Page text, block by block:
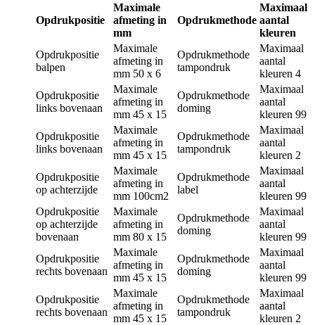
Opdrukpositie
Maximale
afmeting in
mm
Opdrukmethode
Maximaal
aantal
kleuren
Opdrukpositie
balpen
Maximale
afmeting in
mm 50 x 6
Opdrukmethode
tampondruk
Maximaal
aantal
kleuren 4
Opdrukpositie
links bovenaan
Maximale
afmeting in
mm 45 x 15
Opdrukmethode
doming
Maximaal
aantal
kleuren 99
Opdrukpositie
links bovenaan
Maximale
afmeting in
mm 45 x 15
Opdrukmethode
tampondruk
Maximaal
aantal
kleuren 2
Opdrukpositie
op achterzijde
Maximale
afmeting in
mm 100cm2
Opdrukmethode
label
Maximaal
aantal
kleuren 99
Opdrukpositie
op achterzijde
bovenaan
Maximale
afmeting in
mm 80 x 15
Opdrukmethode
doming
Maximaal
aantal
kleuren 99
Opdrukpositie
rechts bovenaan
Maximale
afmeting in
mm 45 x 15
Opdrukmethode
doming
Maximaal
aantal
kleuren 99
Opdrukpositie
rechts bovenaan
Maximale
afmeting in
mm 45 x 15
Opdrukmethode
tampondruk
Maximaal
aantal
kleuren 2